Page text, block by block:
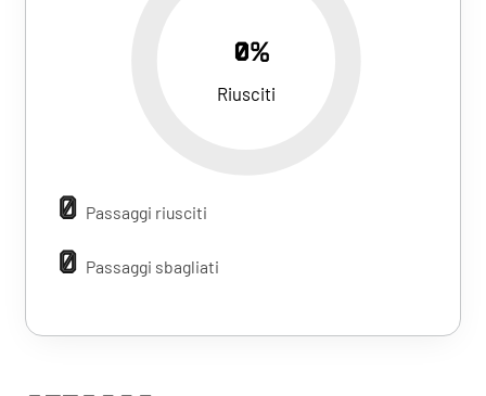
0%
Riusciti
0 Passaggi riusciti
0 Passaggi sbagliati